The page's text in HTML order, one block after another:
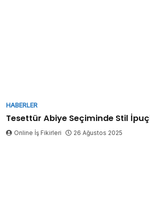
HABERLER
Tesettür Abiye Seçiminde Stil
Online İş Fikirleri 26 Ağustos 2025